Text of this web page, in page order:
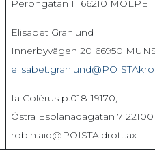
Perongatan 11 66210 MOLPE
Elisabet Granlund
Innerbyvägen 20 66950
Ia Colèrus p.018-19170,
Östra Esplanadagatan 7
robin.aid@POISTAidrott.ax